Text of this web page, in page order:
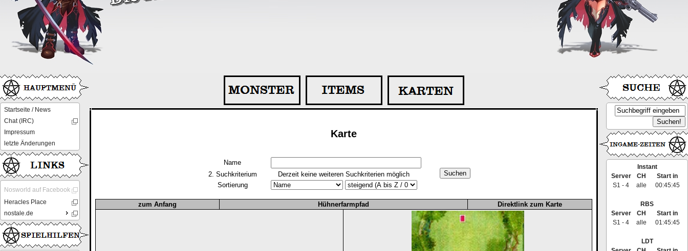
Startseite / News
Chat (IRC)
Impressum
letzte Änderungen
Nosworld auf Facebook
Heracles Place
nostale.de
Karte
Name
2. Suchkriterium
Derzeit keine weiteren Suchkriterien möglich
Sortierung
zum Anfang Hühnerfarmpfad Direktlink zum Karte
Instant
Server
CH
Start in
S1 - 4
alle 00:45:44
RBS
Server
CH
Start in
S1 - 4
alle 01:45:44
LDT